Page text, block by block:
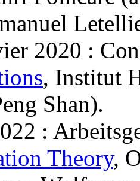
2020 :
, Institut
Shan).
:
Theory,